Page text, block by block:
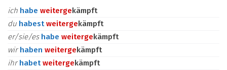
ich habe weitergekämpft
du habestweitergekämpft
er/sie/es habe weitergekämpft
wirhaben weitergekämpft
ihrhabetweitergekämpft